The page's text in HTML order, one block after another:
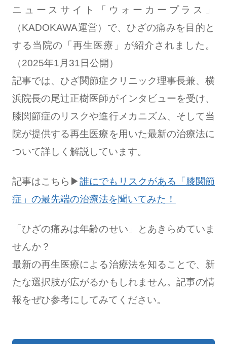
ニュースサイト「ウォーカープラス」
（KADOKAWA運営）で、ひざの痛みを目的と
する当院の「再生医療」が紹介されました。
（2025年1月31日公開）
記事では、ひざ関節症クリニック理事長兼、横
浜院長の尾辻正樹医師がインタビューを受け、
膝関節症のリスクや進行メカニズム、そして当
院が提供する再生医療を用いた最新の治療法に
ついて詳しく解説しています。
記事はこちら▶︎誰にでもリスクがある「膝関節
症」の最先端の治療法を聞いてみた！
「ひざの痛みは年齢のせい」とあきらめていま
せんか？
最新の再生医療による治療法を知ることで、新
たな選択肢が広がるかもしれません。記事の情
報をぜひ参考にしてみてください。